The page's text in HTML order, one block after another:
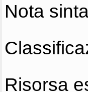
Nota
Risorsa